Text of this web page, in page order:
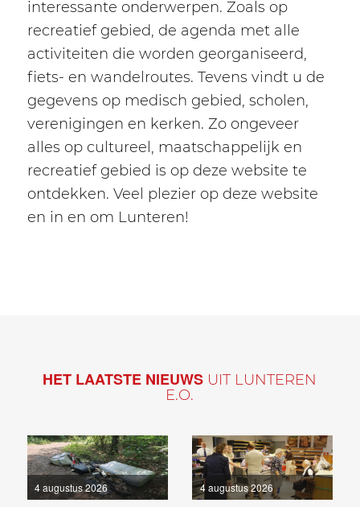
interessante onderwerpen. Zoals op
recreatief gebied, de agenda met alle
activiteiten die worden georganiseerd,
fiets- en wandelroutes. Tevens vindt u de
gegevens op medisch gebied, scholen,
verenigingen en kerken. Zo ongeveer
alles op cultureel, maatschappelijk en
recreatief gebied is op deze website te
ontdekken. Veel plezier op deze website
en in en om Lunteren!
HET LAATSTE NIEUWS UIT LUNTEREN
E.O.
4 augustus 2026 4 augustus 2026